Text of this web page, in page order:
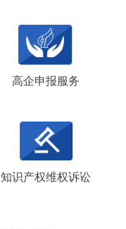
高企申报服务
知识产权维权诉讼